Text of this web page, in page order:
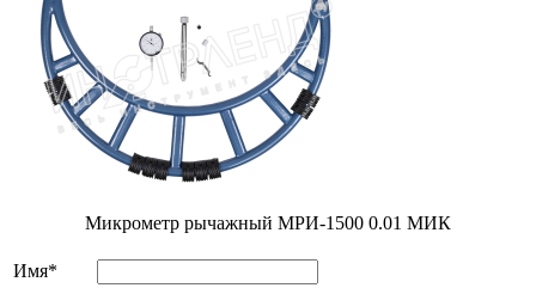
Микрометр рычажный МРИ-1500 0.01 МИК
Имя*